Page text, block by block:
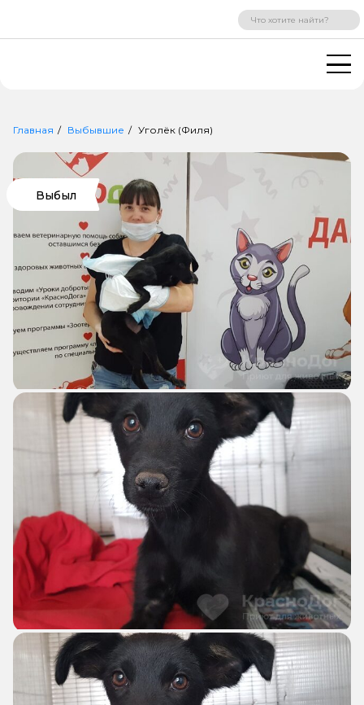
ВХОД РЕГИСТРАЦИЯ
Главная Выбывшие Уголёк (Филя)
Выбыл